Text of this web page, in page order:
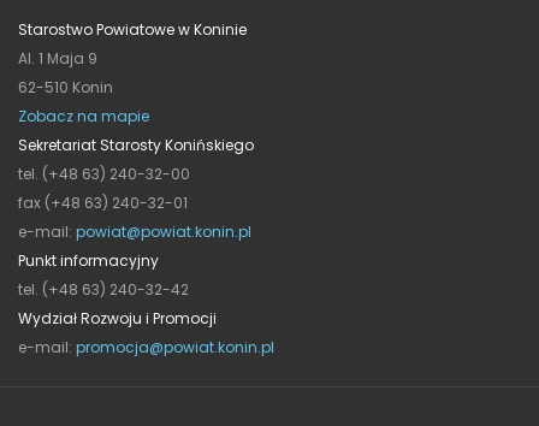
Starostwo Powiatowe w Koninie
Al. 1 Maja 9
62-510 Konin
Zobacz na mapie
Sekretariat Starosty Konińskiego
tel. (+48 63) 240-32-00
fax (+48 63) 240-32-01
e-mail: powiat@powiat.konin.pl
Punkt informacyjny
tel. (+48 63) 240-32-42
Wydział Rozwoju i Promocji
e-mail: promocja@powiat.konin.pl